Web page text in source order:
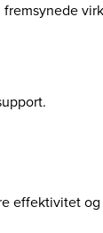
effektivitet